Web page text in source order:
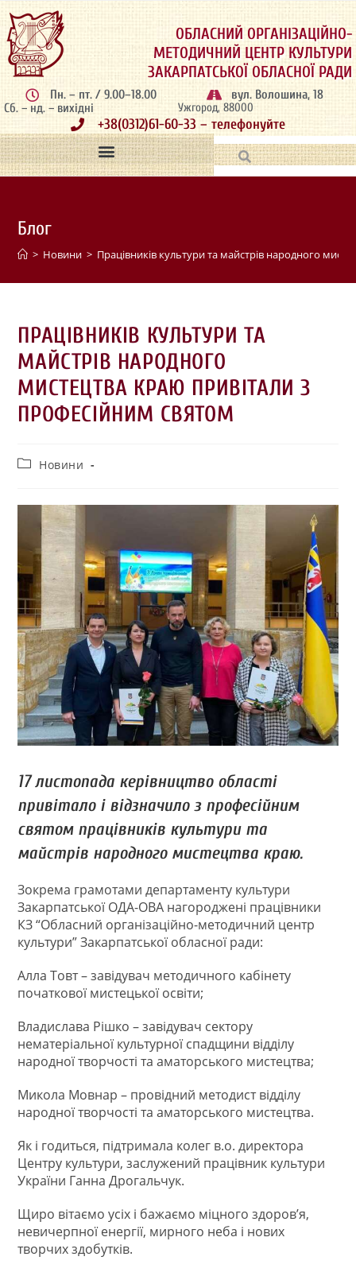
ОБЛАСНИЙ ОРГАНІЗАЦІЙНО-
МЕТОДИЧНИЙ ЦЕНТР КУЛЬТУРИ
ЗАКАРПАТСЬКОЇ ОБЛАСНОЇ РАДИ
Пн. – пт. / 9.00–18.00
Сб. – нд. – вихідні
вул. Волошина, 18
Ужгород, 88000
+38(0312)61-60-33 – телефонуйте
Блог
> Новини > Працівників культури та майстрів народного
ПРАЦІВНИКІВ КУЛЬТУРИ ТА
МАЙСТРІВ НАРОДНОГО
МИСТЕЦТВА КРАЮ ПРИВІТАЛИ З
ПРОФЕСІЙНИМ СВЯТОМ
Новини
17 листопада керівництво області
привітало і відзначило з професійним
святом працівників культури та
майстрів народного мистецтва краю.
Зокрема грамотами департаменту культури
Закарпатської ОДА-ОВА нагороджені працівники
КЗ “Обласний організаційно-методичний центр
культури” Закарпатської обласної ради:
Алла Товт – завідувач методичного кабінету
початкової мистецької освіти;
Владислава Рішко – завідувач сектору
нематеріальної культурної спадщини відділу
народної творчості та аматорського мистецтва;
Микола Мовнар – провідний методист відділу
народної творчості та аматорського мистецтва.
Як і годиться, підтримала колег в.о. директора
Центру культури, заслужений працівник культури
України Ганна Дрогальчук.
Щиро вітаємо усіх і бажаємо міцного здоров’я,
невичерпної енергії, мирного неба і нових
творчих здобутків.